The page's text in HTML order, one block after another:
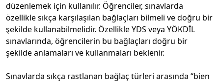
düzenlemek için kullanılır. Öğrenciler, sınavlarda
özellikle sıkça karşılaşılan bağlaçları bilmeli ve doğru bir
şekilde kullanabilmelidir. Özellikle YDS veya YÖKDİL
sınavlarında, öğrencilerin bu bağlaçları doğru bir
şekilde anlamaları ve kullanmaları beklenir.
Sınavlarda sıkça rastlanan bağlaç türleri arasında “bien